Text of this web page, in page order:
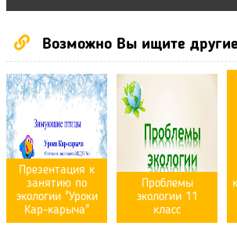
Возможно Вы ищите
Презентация к
занятию по
экологии "Уроки
Кар-карыча"
Проблемы
экологии 11
класс